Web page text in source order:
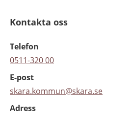
Kontakta oss
Telefon
0511-320 00
E-post
skara.kommun@skara.se
Adress